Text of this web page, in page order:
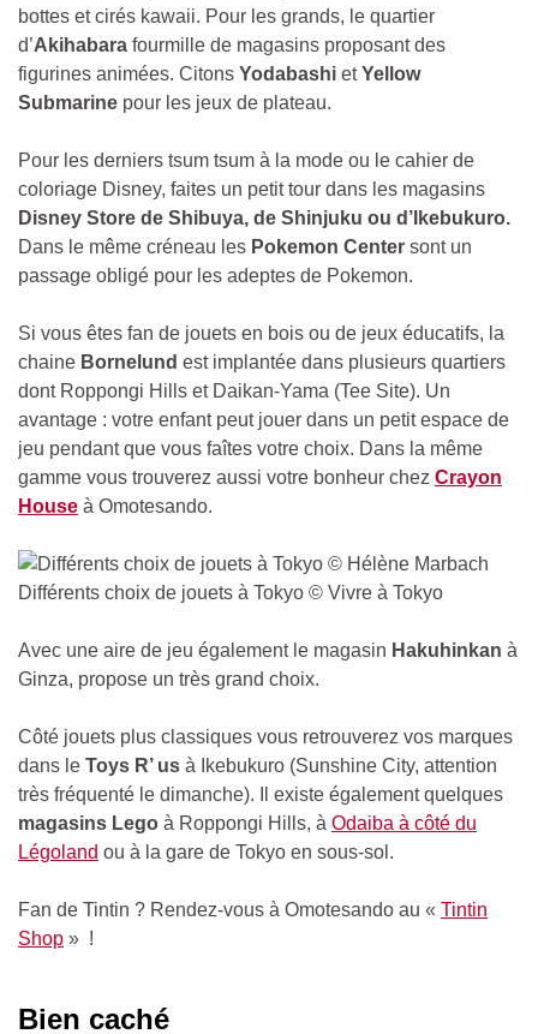
bottes et cirés kawaii. Pour les grands, le quartier
d’Akihabara fourmille de magasins proposant des
figurines animées. Citons Yodabashi etYellow
Submarine pour les jeux de plateau.
Pour les derniers tsum tsum à la mode ou le cahier de
coloriage Disney, faites un petit tour dans les magasins
Disney Store de Shibuya, de Shinjuku ou d’Ikebukuro.
Dans le même créneau les Pokemon Center sont un
passage obligé pour les adeptes de Pokemon.
Si vous êtes fan de jouets en bois ou de jeux éducatifs, la
chaine Bornelund est implantée dans plusieurs quartiers
dont Roppongi Hills et Daikan-Yama (Tee Site). Un
avantage : votre enfant peut jouer dans un petit espace de
jeu pendant que vous faîtes votre choix. Dans la même
gamme vous trouverez aussi votre bonheur chez Crayon
House à Omotesando.
Différents choix de jouets à Tokyo © Vivre à Tokyo
Avec une aire de jeu également le magasin Hakuhinkan à
Ginza, propose un très grand choix.
Côté jouets plus classiques vous retrouverez vos marques
dans le Toys R’ us à Ikebukuro (Sunshine City, attention
très fréquenté le dimanche). Il existe également quelques
magasins Lego à Roppongi Hills, à Odaiba à côté du
Légoland ou à la gare de Tokyo en sous-sol.
Fan de Tintin ? Rendez-vous à Omotesando au « Tintin
Shop » !
Bien caché